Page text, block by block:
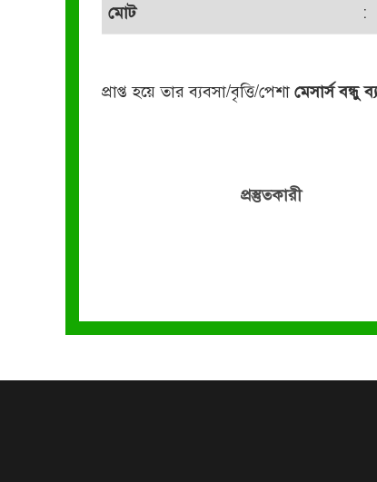
মোট :
প্রাপ্ত হয়ে তার ব্যবসা/বৃত্তি/পেশা মেসার্স বন্ধু
প্রস্তুতকারী